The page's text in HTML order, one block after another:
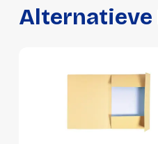
Gewicht:
Hoogte:
Alternatieve